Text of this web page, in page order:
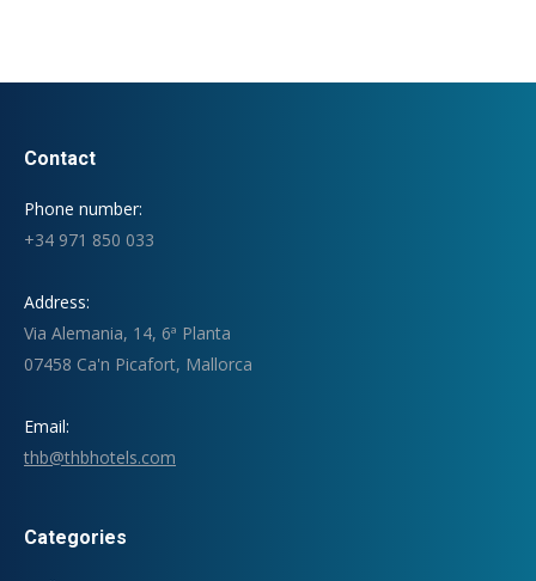
Contact
Phone number:
+34 971 850 033
Address:
Via Alemania, 14, 6ª Planta
07458 Ca'n Picafort, Mallorca
Email:
thb@thbhotels.com
Categories